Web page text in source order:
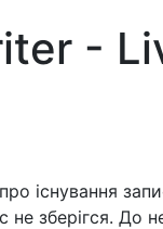
-
існування
не зберігся.